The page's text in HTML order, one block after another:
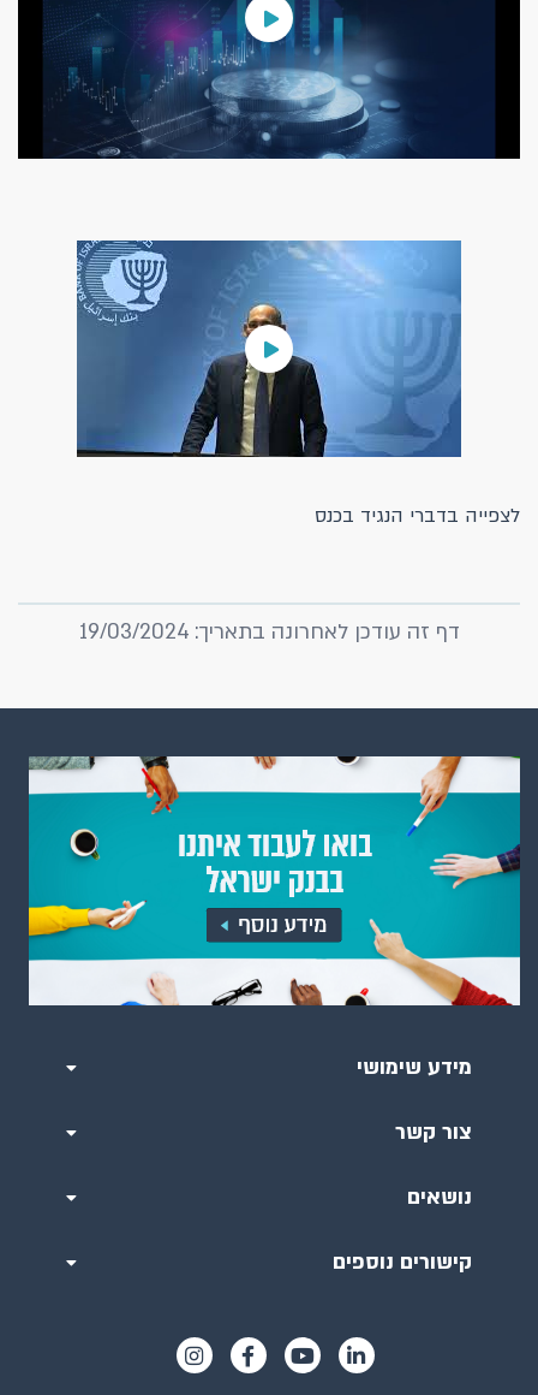
לצפייה בדברי הנגיד בכנס
דף זה עודכן לאחרונה בתאריך: 19/03/2024
מידע שימושי
צור קשר
נושאים
קישורים נוספים